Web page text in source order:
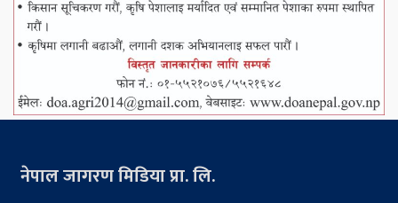
नेपाल जागरण मिडिया प्रा. लि.